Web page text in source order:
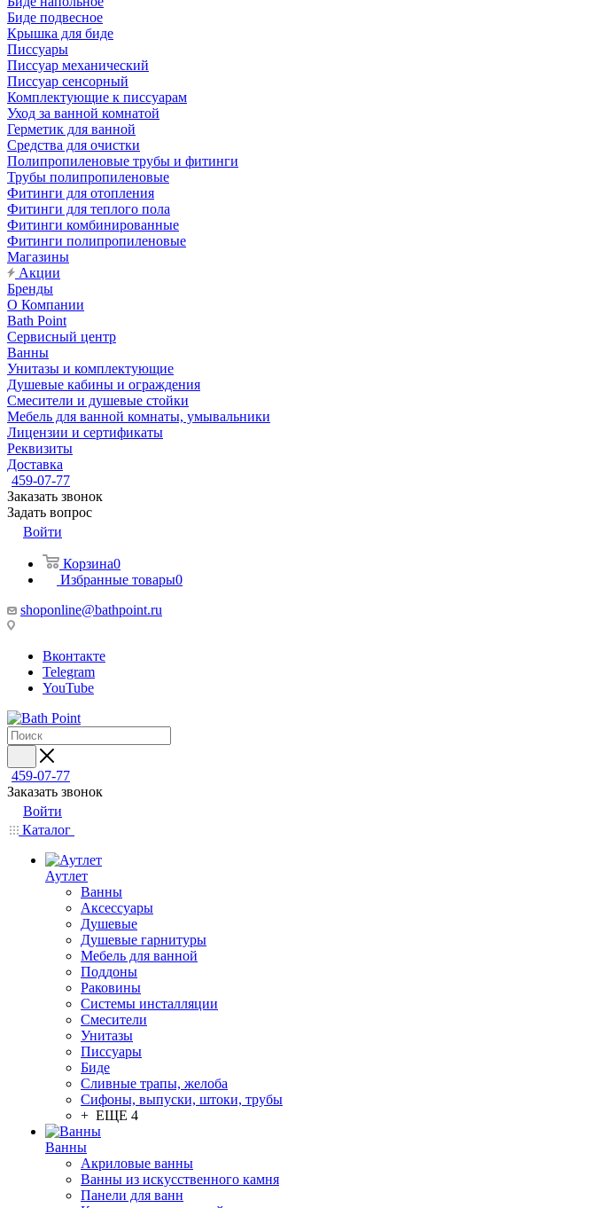
Биде подвесное
Крышка для биде
Писсуары
Писсуар механический
Писсуар сенсорный
Комплектующие к писсуарам
Уход за ванной комнатой
Герметик для ванной
Средства для очистки
Полипропиленовые трубы и фитинги
Трубы полипропиленовые
Фитинги для отопления
Фитинги для теплого пола
Фитинги комбинированные
Фитинги полипропиленовые
Магазины
Акции
Бренды
О Компании
Bath Point
Сервисный центр
Ванны
Унитазы и комплектующие
Душевые кабины и ограждения
Смесители и душевые стойки
Мебель для ванной комнаты, умывальники
Лицензии и сертификаты
Реквизиты
Доставка
459-07-77
Заказать звонок
Задать вопрос
Войти
Корзина0
Избранные товары0
shoponline@bathpoint.ru
Вконтакте
Telegram
YouTube
459-07-77
Заказать звонок
Войти
Каталог
Аутлет
Ванны
Аксессуары
Душевые
Душевые гарнитуры
Мебель для ванной
Поддоны
Раковины
Системы инсталляции
Смесители
Унитазы
Писсуары
Биде
Сливные трапы, желоба
Сифоны, выпуски, штоки, трубы
+ ЕЩЕ 4
Ванны
Акриловые ванны
Ванны из искусственного камня
Панели для ванн